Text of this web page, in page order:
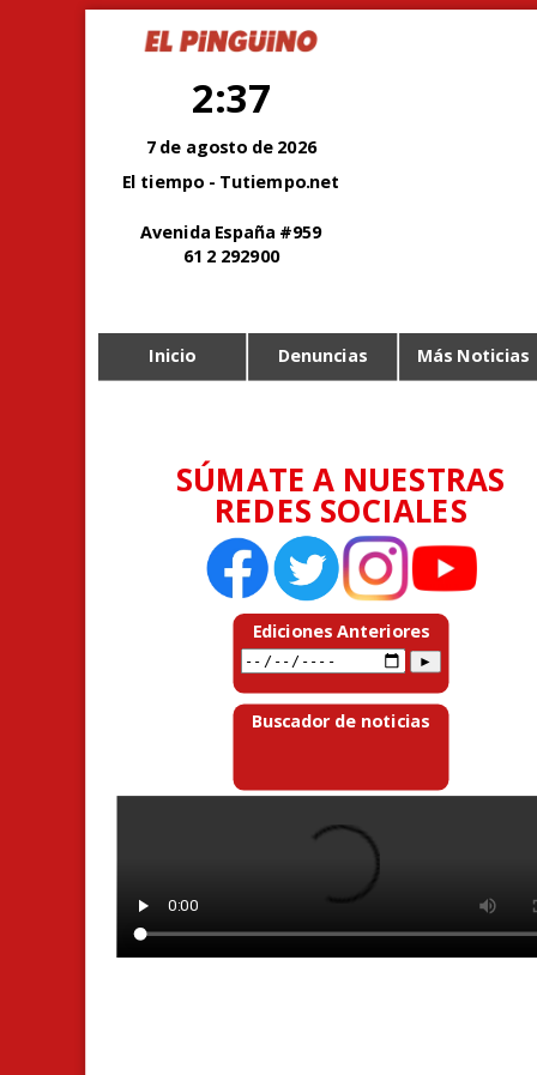
2:37
7 de agosto de 2026
El tiempo - Tutiempo.net
Avenida España #959
61 2 292900
Inicio Denuncias Más Noticias
SÚMATE A NUESTRAS
REDES SOCIALES
Ediciones Anteriores
Buscador de noticias